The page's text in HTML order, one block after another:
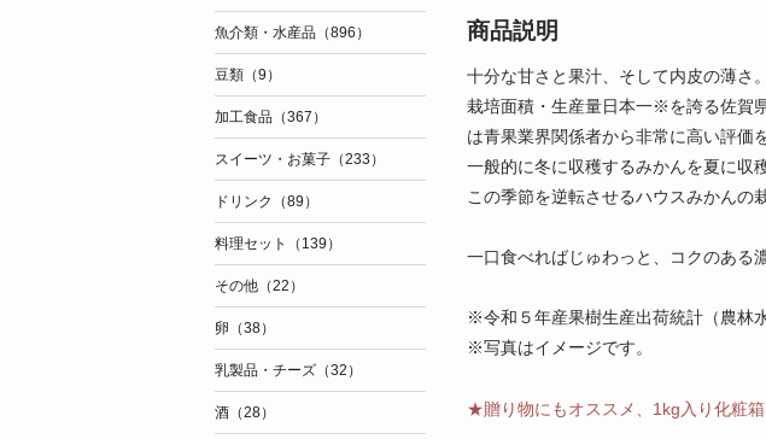
商品説明
十分な甘さと果汁、そして内皮の薄さ
栽培面積・生産量日本一※を誇る佐賀
は青果業界関係者から非常に高い評価
一般的に冬に収穫するみかんを夏に収
この季節を逆転させるハウスみかんの
一口食べればじゅわっと、コクのある
※令和５年産果樹生産出荷統計（農林
※写真はイメージです。
★贈り物にもオススメ、1kg入り化粧箱
魚介類・水産品（896）
豆類（9）
加工食品（367）
スイーツ・お菓子（233）
ドリンク（89）
料理セット（139）
その他（22）
卵（38）
乳製品・チーズ（32）
酒（28）